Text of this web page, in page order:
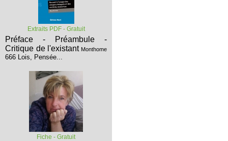
Extraits PDF - Gratuit
Préface - Préambule -
Critique de l'existant Monthome
666 Lois, Pensée...
Fiche - Gratuit